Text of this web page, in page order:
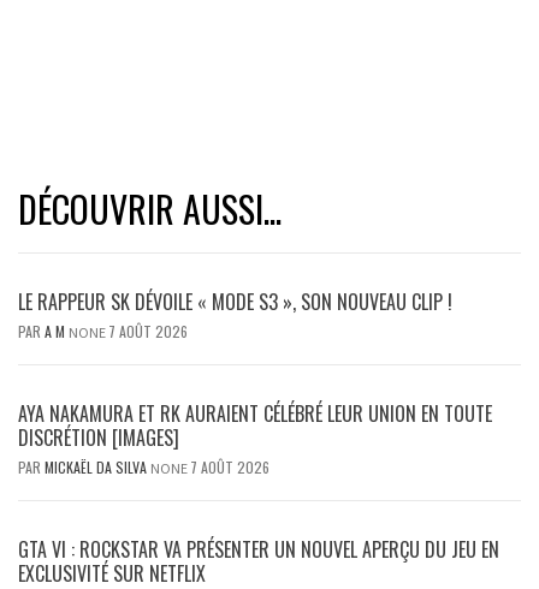
DÉCOUVRIR AUSSI...
LE RAPPEUR SK DÉVOILE « MODE S3 », SON NOUVEAU CLIP !
PAR A M NONE 7 AOÛT 2026
AYA NAKAMURA ET RK AURAIENT CÉLÉBRÉ LEUR UNION EN TOUTE
DISCRÉTION [IMAGES]
PAR MICKAËL DA SILVA NONE 7 AOÛT 2026
GTA VI : ROCKSTAR VA PRÉSENTER UN NOUVEL APERÇU DU JEU EN
EXCLUSIVITÉ SUR NETFLIX